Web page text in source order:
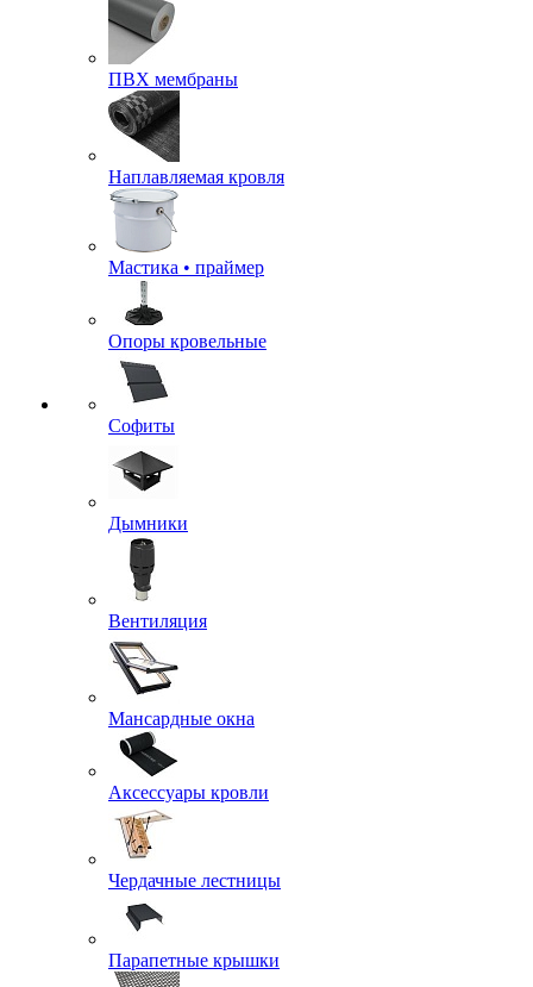
ПВХ мембраны
Наплавляемая кровля
Мастика • праймер
Опоры кровельные
Софиты
Дымники
Вентиляция
Мансардные окна
Аксессуары кровли
Чердачные лестницы
Парапетные крышки